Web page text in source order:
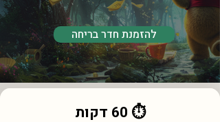
להזמנת חדר בריחה
⏱ 60 דקות